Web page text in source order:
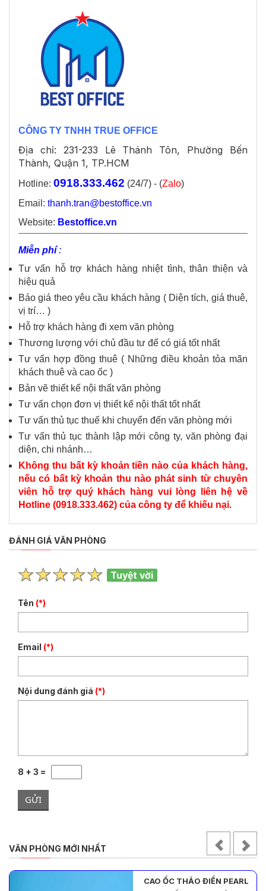
CÔNG TY TNHH TRUE OFFICE
Địa chỉ: 231-233 Lê Thánh Tôn, Phường Bến
Thành, Quận 1, TP.HCM
Hotline: 0918.333.462 (24/7) - (Zalo)
Email: thanh.tran@bestoffice.vn
Website: Bestoffice.vn
Miễn phí:
Tư vấn hỗ trợ khách hàng nhiệt tình, thân thiện và
hiệu quả
Báo giá theo yêu cầu khách hàng ( Diện tích, giá thuê,
vị trí… )
Hỗ trợ khách hàng đi xem văn phòng
Thương lượng với chủ đầu tư để có giá tốt nhất
Tư vấn hợp đồng thuê ( Những điều khoản tỏa mãn
khách thuê và cao ốc )
Bản vẽ thiết kế nội thất văn phòng
Tư vấn chọn đơn vị thiết kế nội thất tốt nhất
Tư vấn thủ tục thuế khi chuyển đến văn phòng mới
Tư vấn thủ tục thành lập mới công ty, văn phòng đại
diện, chi nhánh…
Không thu bất kỳ khoản tiền nào của khách hàng,
nếu có bất kỳ khoản thu nào phát sinh từ chuyên
viên hỗ trợ quý khách hàng vui lòng liên hệ về
Hotline (0918.333.462) của công ty để khiếu nại.
ĐÁNH GIÁ VĂN PHÒNG
Tuyệt vời
Tên (*)
Email (*)
Nội dung đánh giá (*)
8 + 3 =
GỬI
VĂN PHÒNG MỚI NHẤT
CAO ỐC THẢO ĐIỀN PEARL